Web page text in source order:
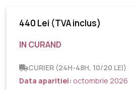
440 Lei (TVA inclus)
IN CURAND
CURIER (24H-48H, 10/20 LEI)
Data aparitiei: octombrie 2026